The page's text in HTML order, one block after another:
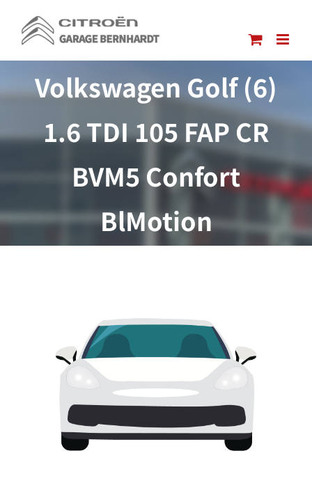
contenu
Volkswagen Golf (6)
1.6 TDI 105 FAP CR
BVM5 Confort
BlMotion